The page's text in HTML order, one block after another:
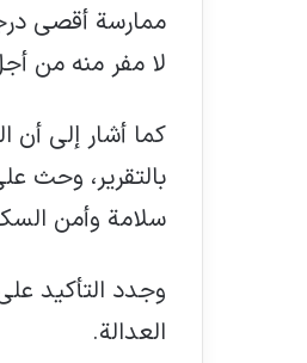
ممارسة أقصى
لا مفر منه من
كما أشار إلى
بالتقرير، وحث
سلامة وأمن
وجدد التأكيد
العدالة.